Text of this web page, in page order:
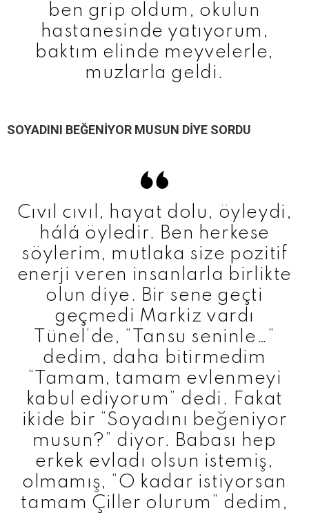
ben grip oldum, okulun
hastanesinde yatıyorum,
baktım elinde meyvelerle,
muzlarla geldi.
SOYADINI BEĞENİYOR MUSUN DİYE SORDU
Cıvıl cıvıl, hayat dolu, öyleydi,
hálá öyledir. Ben herkese
söylerim, mutlaka size pozitif
enerji veren insanlarla birlikte
olun diye. Bir sene geçti
geçmedi Markiz vardı
Tünel’de, “Tansu seninle…”
dedim, daha bitirmedim
“Tamam, tamam evlenmeyi
kabul ediyorum” dedi. Fakat
ikide bir “Soyadını beğeniyor
musun?” diyor. Babası hep
erkek evladı olsun istemiş,
olmamış, “O kadar istiyorsan
tamam Çiller olurum” dedim,